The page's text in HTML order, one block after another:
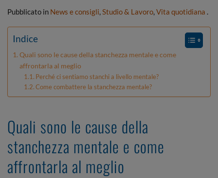
Pubblicato in News e consigli,Studio & Lavoro,Vita quotidiana .
Indice
Quali sono le cause della stanchezza mentale e come
affrontarla al meglio
Perché ci sentiamo stanchi a livello mentale?
Come combattere la stanchezza mentale?
Quali sono le cause della
stanchezza mentale e come
affrontarla al meglio